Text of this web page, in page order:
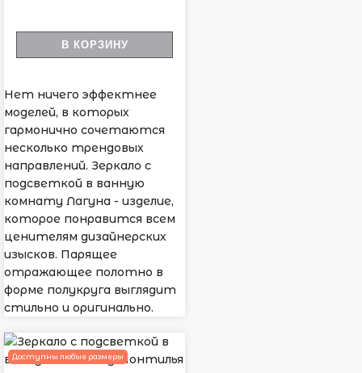
В КОРЗИНУ
Нет ничего эффектнее
моделей, в которых
гармонично сочетаются
несколько трендовых
направлений. Зеркало с
подсветкой в ванную
комнату Лагуна - изделие,
которое понравится всем
ценителям дизайнерских
изысков. Парящее
отражающее полотно в
форме полукруга выглядит
стильно и оригинально.
Доступны любые размеры